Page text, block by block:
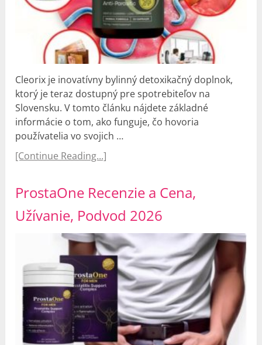
Cleorix je inovatívny bylinný detoxikačný doplnok,
ktorý je teraz dostupný pre spotrebiteľov na
Slovensku. V tomto článku nájdete základné
informácie o tom, ako funguje, čo hovoria
používatelia vo svojich …
[Continue Reading...]
ProstaOne Recenzie a Cena,
Užívanie, Podvod 2026